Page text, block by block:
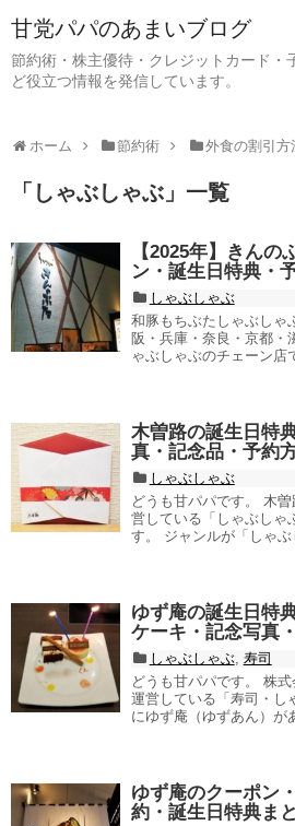
甘党パパのあまいブログ
節約術・株主優待・クレジットカード・
ど役立つ情報を発信しています。
ホーム 節約術 外食の割引方
「 しゃぶしゃぶ 」 一覧
【2025年】きん
ン・誕生日特典・
しゃぶしゃぶ
和豚もちぶたしゃぶしゃ
阪・兵庫・奈良・京都・
ゃぶしゃぶのチェーン店
木曽路の誕生日特
真・記念品・予約
しゃぶしゃぶ
どうも甘パパです。 木
営している「しゃぶしゃ
す。 ジャンルが「しゃ
ゆず庵の誕生日特
ケーキ・記念写真
しゃぶしゃぶ, 寿司
どうも甘パパです。 株
運営している「寿司・し
にゆず庵（ゆずあん）が
ゆず庵のクーポン
約・誕生日特典ま